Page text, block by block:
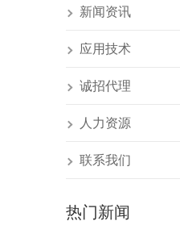
新闻资讯
应用技术
诚招代理
人力资源
联系我们
热门新闻